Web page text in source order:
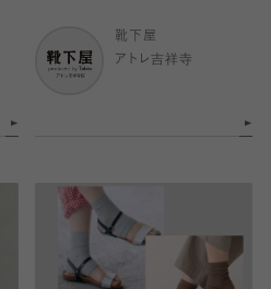
靴下屋
アトレ吉祥寺